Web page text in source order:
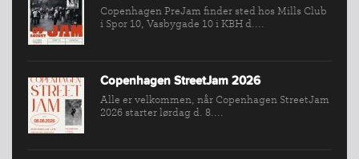
INDMELDELSE
BREDDEPULJE
Copenhagen PreJam finder sted hos Mills Club
i Spor 10, Vasbygade 10 i KBH d....
Copenhagen StreetJam 2026
Alle er velkommen, når Copenhagen StreetJam
2026 starter lørdag d. 8....